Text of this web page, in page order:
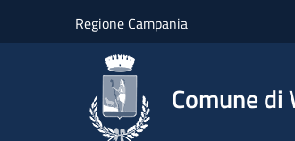
Regione Campania
Comune